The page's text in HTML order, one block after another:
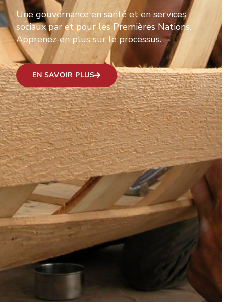
Une gouvernance en santé et en services
sociaux par et pour les Premières Nations.
Apprenez-en plus sur le processus.
EN SAVOIR PLUS